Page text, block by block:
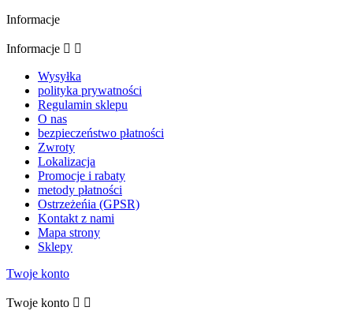
Informacje
Informacje  
Wysyłka
polityka prywatności
Regulamin sklepu
O nas
bezpieczeństwo płatności
Zwroty
Lokalizacja
Promocje i rabaty
metody płatności
Ostrzeżeńia (GPSR)
Kontakt z nami
Mapa strony
Sklepy
Twoje konto
Twoje konto  